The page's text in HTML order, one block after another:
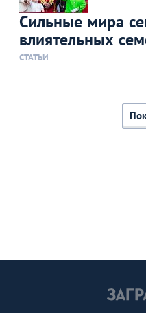
Сильные мира
влиятельных
СТАТЬИ